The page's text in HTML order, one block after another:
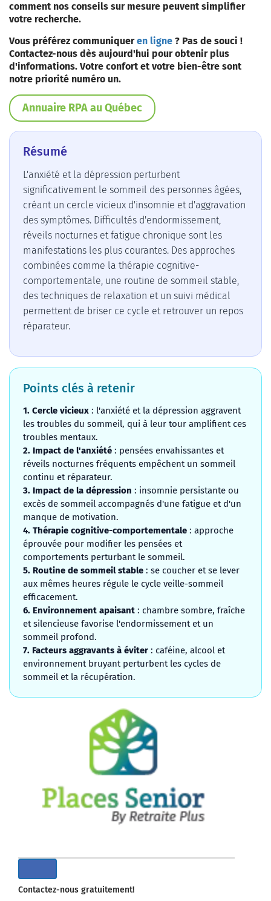
comment nos conseils sur mesure peuvent simplifier
votre recherche.
Vous préférez communiqueren ligne ? Pas de souci !
Contactez-nous dès aujourd'hui pour obtenir plus
d'informations. Votre confort et votre bien-être sont
notre priorité numéro un.
Annuaire RPA au Québec
Résumé
L'anxiété et la dépression perturbent
significativement le sommeil des personnes âgées,
créant un cercle vicieux d'insomnie et d'aggravation
des symptômes. Difficultés d'endormissement,
réveils nocturnes et fatigue chronique sont les
manifestations les plus courantes. Des approches
combinées comme la thérapie cognitive-
comportementale, une routine de sommeil stable,
des techniques de relaxation et un suivi médical
permettent de briser ce cycle et retrouver un repos
réparateur.
Points clés à retenir
1. Cercle vicieux : l'anxiété et la dépression aggravent
les troubles du sommeil, qui à leur tour amplifient ces
troubles mentaux.
2. Impact de l'anxiété : pensées envahissantes et
réveils nocturnes fréquents empêchent un sommeil
continu et réparateur.
3. Impact de la dépression : insomnie persistante ou
excès de sommeil accompagnés d'une fatigue et d'un
manque de motivation.
4. Thérapie cognitive-comportementale : approche
éprouvée pour modifier les pensées et
comportements perturbant le sommeil.
5. Routine de sommeil stable : se coucher et se lever
aux mêmes heures régule le cycle veille-sommeil
efficacement.
6. Environnement apaisant : chambre sombre, fraîche
et silencieuse favorise l'endormissement et un
sommeil profond.
7. Facteurs aggravants à éviter : caféine, alcool et
environnement bruyant perturbent les cycles de
sommeil et la récupération.
Contactez-nous gratuitement!